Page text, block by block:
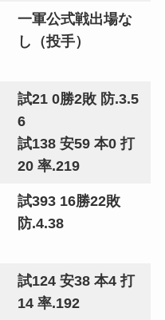
一軍公式戦出場な
し（投手）
試21 0勝2敗 防.3.5
6
試138 安59 本0 打
20 率.219
試393 16勝22敗
防.4.38
試124 安38 本4 打
14 率.192